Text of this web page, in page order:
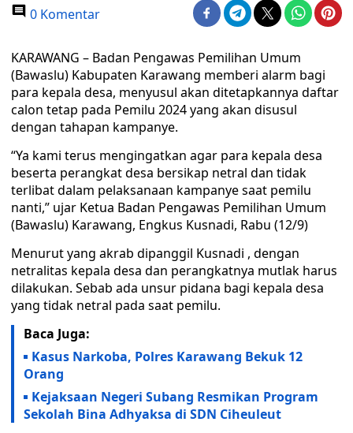
0 Komentar
KARAWANG – Badan Pengawas Pemilihan Umum
(Bawaslu) Kabupaten Karawang memberi alarm bagi
para kepala desa, menyusul akan ditetapkannya daftar
calon tetap pada Pemilu 2024 yang akan disusul
dengan tahapan kampanye.
“Ya kami terus mengingatkan agar para kepala desa
beserta perangkat desa bersikap netral dan tidak
terlibat dalam pelaksanaan kampanye saat pemilu
nanti,” ujar Ketua Badan Pengawas Pemilihan Umum
(Bawaslu) Karawang, Engkus Kusnadi, Rabu (12/9)
Menurut yang akrab dipanggil Kusnadi , dengan
netralitas kepala desa dan perangkatnya mutlak harus
dilakukan. Sebab ada unsur pidana bagi kepala desa
yang tidak netral pada saat pemilu.
Baca Juga:
Kasus Narkoba, Polres Karawang Bekuk 12
Orang
Kejaksaan Negeri Subang Resmikan Program
Sekolah Bina Adhyaksa di SDN Ciheuleut